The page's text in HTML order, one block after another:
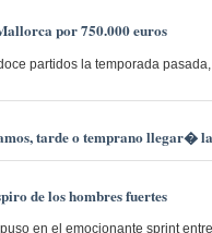
por 750.000 euros
partidos la temporada
tarde o temprano llegar�
de los hombres fuertes
en el emocionante sprint